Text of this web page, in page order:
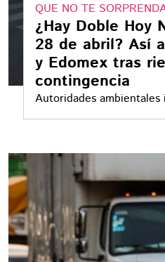
QUE NO TE
¿Hay Doble Hoy
28 de abril? Así
y Edomex tras
contingencia
Autoridades
calidad del aire